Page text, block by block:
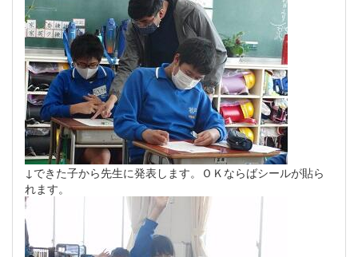
↓できた子から先生に発表します。ＯＫならばシールが貼ら
れます。